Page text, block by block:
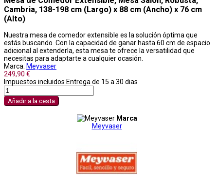
Cambria, 138-198 cm (Largo) x 88 cm (Ancho) x 76 cm
(Alto)
Nuestra mesa de comedor extensible es la solución óptima que
estás buscando. Con la capacidad de ganar hasta 60 cm de espacio
adicional al extenderla, esta mesa te ofrece la versatilidad que
necesitas para adaptarte a cualquier ocasión.
Marca: Meyvaser
249,90 €
Impuestos incluidos Entrega de 15 a 30 dias
Añadir a la cesta
Marca
Meyvaser